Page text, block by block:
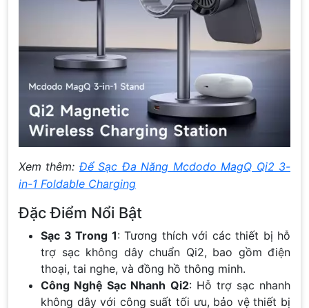
Xem thêm: Để Sạc Đa Năng Mcdodo MagQ Qi2 3-
in-1 Foldable Charging
Đặc Điểm Nổi Bật
Sạc 3 Trong 1: Tương thích với các thiết bị hỗ
trợ sạc không dây chuẩn Qi2, bao gồm điện
thoại, tai nghe, và đồng hồ thông minh.
Công Nghệ Sạc Nhanh Qi2: Hỗ trợ sạc nhanh
không dây với công suất tối ưu, bảo vệ thiết bị